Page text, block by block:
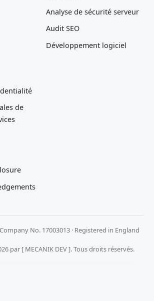
Analyse de sécurité serveur
Audit SEO
Développement logiciel
de
Company No. 17003013 · Registered in England
par [ MECANIK DEV ]. Tous droits réservés.